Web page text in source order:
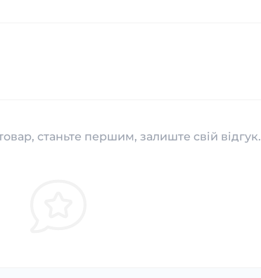
станьте першим, залиште свій відгук.